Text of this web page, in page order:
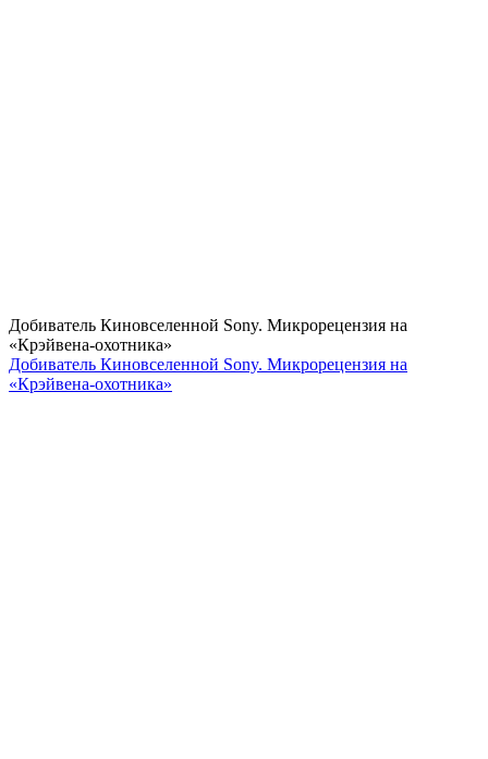
Добиватель Киновселенной Sony. Микрорецензия на
«Крэйвена-охотника»
Добиватель Киновселенной Sony. Микрорецензия на
«Крэйвена-охотника»